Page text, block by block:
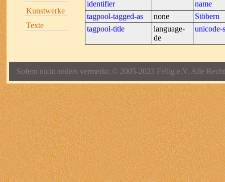
Kunstwerke
Texte
identifier
name
tagpool-tagged-as
none
Stöbern
tagpool-title
language-
de
unicode-
Sofern nicht anders vermerkt: © 2005-2023 Fellig e.V. Alle